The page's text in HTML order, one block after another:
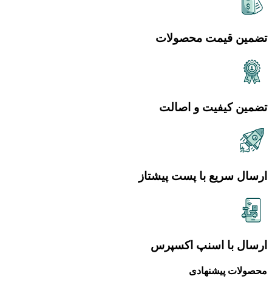
تضمین قیمت محصولات
تضمین کیفیت و اصالت
ارسال سریع با پست پیشتاز
ارسال با اسنپ اکسپرس
محصولات پیشنهادی